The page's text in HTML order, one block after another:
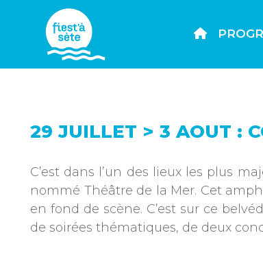
29 JUILLET > 3 AOUT :
C’est dans l’un des lieux les plus
nommé Théâtre de la Mer. Cet
en fond de scène. C’est sur ce
de soirées thématiques, de deux